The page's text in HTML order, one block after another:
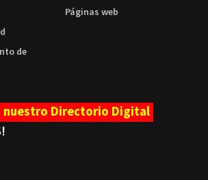
de
Páginas web
nuestro Directorio Digital
!